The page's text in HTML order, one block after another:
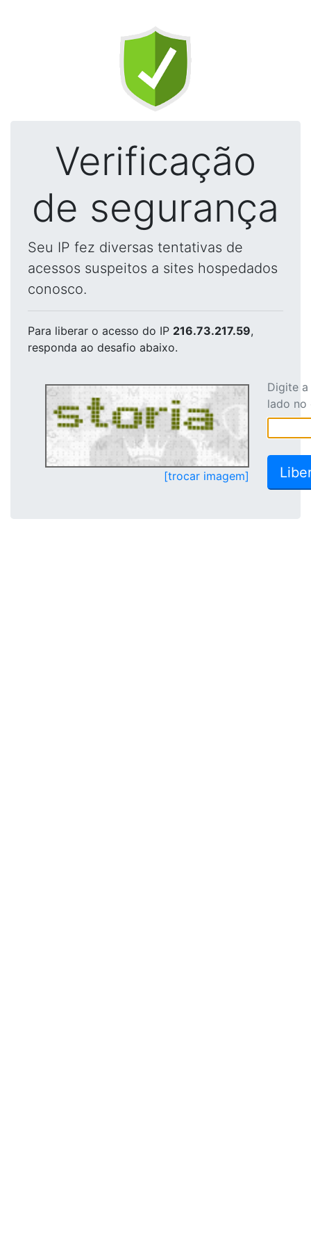
Verificação
de segurança
Seu IP fez diversas tentativas de
acessos suspeitos a sites hospedados
conosco.
Para liberar o acesso do IP 216.73.217.59,
responda ao desafio abaixo.
[trocar imagem]
Digite
lado no